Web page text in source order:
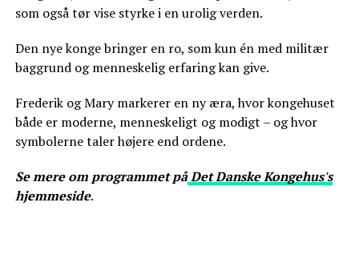
som også tør vise styrke i en urolig verden.
Den nye konge bringer en ro, som kun én med militær
baggrund og menneskelig erfaring kan give.
Frederik og Mary markerer en ny æra, hvor kongehuset
både er moderne, menneskeligt og modigt – og hvor
symbolerne taler højere end ordene.
Se mere om programmet påDet Danske Kongehus's
hjemmeside.